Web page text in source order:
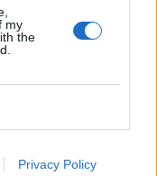
my
the
Privacy Policy